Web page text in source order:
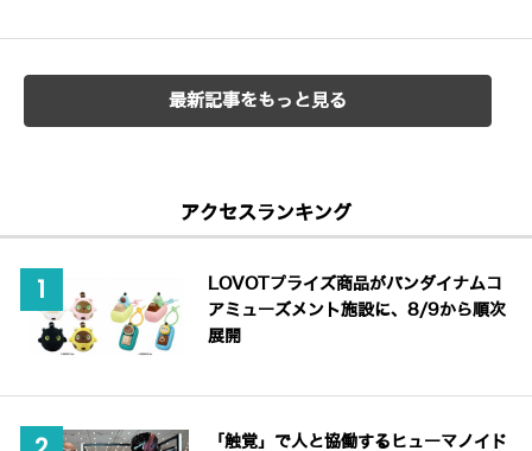
最新記事をもっと見る
アクセスランキング
LOVOTプライズ商品がバンダイナムコ
アミューズメント施設に、8/9から順次
展開
「触覚」で人と協働するヒューマノイド